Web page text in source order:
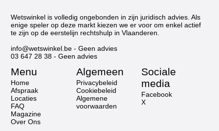
Wetswinkel is volledig ongebonden in zijn juridisch advies. Als
enige speler op deze markt kiezen we er voor om enkel actief
te zijn op de eerstelijn rechtshulp in Vlaanderen.
info@wetswinkel.be - Geen advies
03 647 28 38 - Geen advies
Algemeen
Privacybeleid
Cookiebeleid
Algemene
voorwaarden
Sociale
media
Facebook
X
Menu
Home
Afspraak
Locaties
FAQ
Magazine
Over Ons